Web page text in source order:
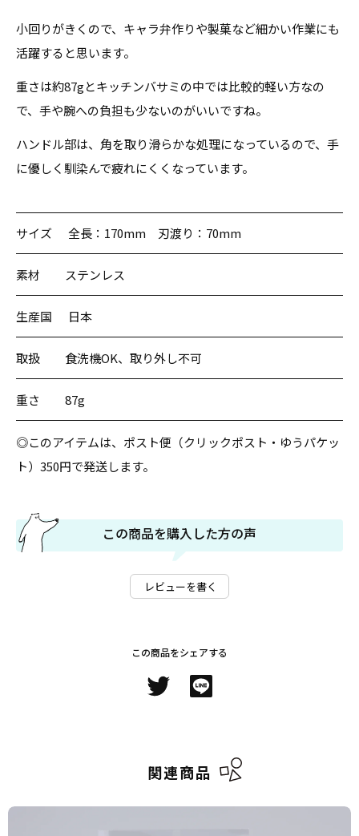
小回りがきくので、キャラ弁作りや製菓など細かい作業にも
活躍すると思います。
重さは約87gとキッチンバサミの中では比較的軽い方なの
で、手や腕への負担も少ないのがいいですね。
ハンドル部は、角を取り滑らかな処理になっているので、手
に優しく馴染んで疲れにくくなっています。
サイズ 全長：170mm 刃渡り：70mm
素材 ステンレス
生産国 日本
取扱 食洗機OK、取り外し不可
重さ 87g
◎このアイテムは、ポスト便（クリックポスト・ゆうパケッ
ト）350円で発送します。
この商品を購入した方の声
レビューを書く
この商品をシェアする
関連商品